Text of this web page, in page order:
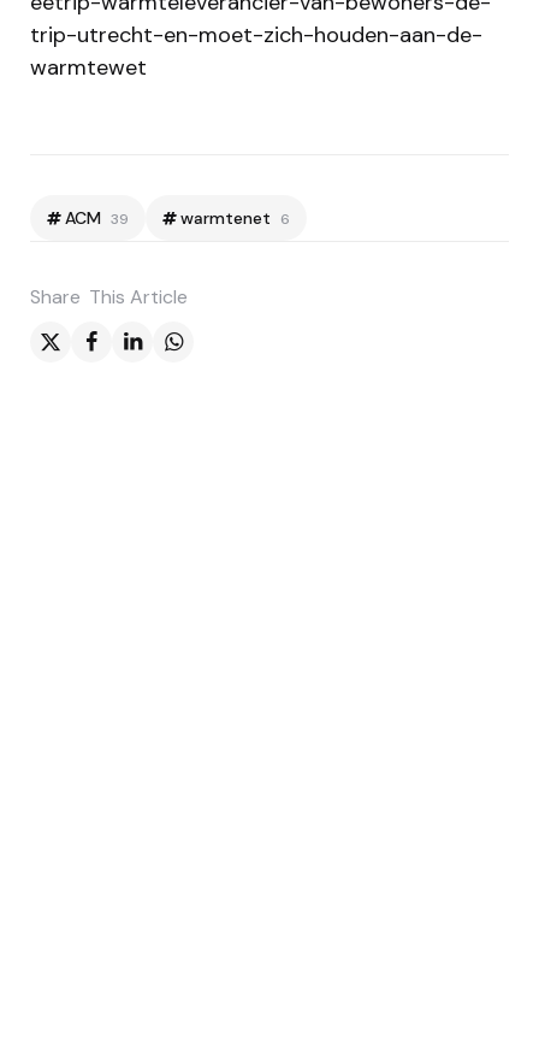
trip-utrecht-en-moet-zich-houden-aan-de-
warmtewet
ACM 39 warmtenet 6
Share This Article